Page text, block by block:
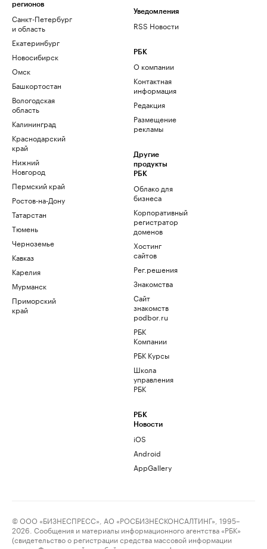
регионов
Санкт-Петербург
и область
Екатеринбург
Новосибирск
Омск
Башкортостан
Вологодская
область
Калининград
Краснодарский
край
Нижний
Новгород
Пермский край
Ростов-на-Дону
Татарстан
Тюмень
Черноземье
Кавказ
Карелия
Мурманск
Приморский
край
Уведомления
RSS Новости
РБК
О компании
Контактная
информация
Редакция
Размещение
рекламы
Другие
продукты
РБК
Облако для
бизнеса
Корпоративный
регистратор
доменов
Хостинг
сайтов
Рег.решения
Знакомства
Сайт
знакомств
podbor.ru
РБК
Компании
РБК Курсы
Школа
управления
РБК
РБК
Новости
iOS
Android
AppGallery
© ООО «БИЗНЕСПРЕСС», АО «РОСБИЗНЕСКОНСАЛТИНГ», 1995–
2026. Сообщения и материалы информационного агентства «РБК»
(свидетельство о регистрации средства массовой информации